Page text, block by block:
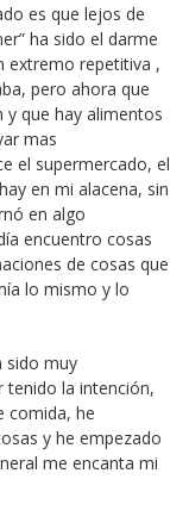
es que lejos de
ha sido el darme
extremo repetitiva ,
pero ahora que
que hay alimentos
mas
el supermercado, el
en mi alacena, sin
en algo
encuentro cosas
de cosas que
lo mismo y lo
sido muy
tenido la intención,
comida, he
y he empezado
me encanta mi